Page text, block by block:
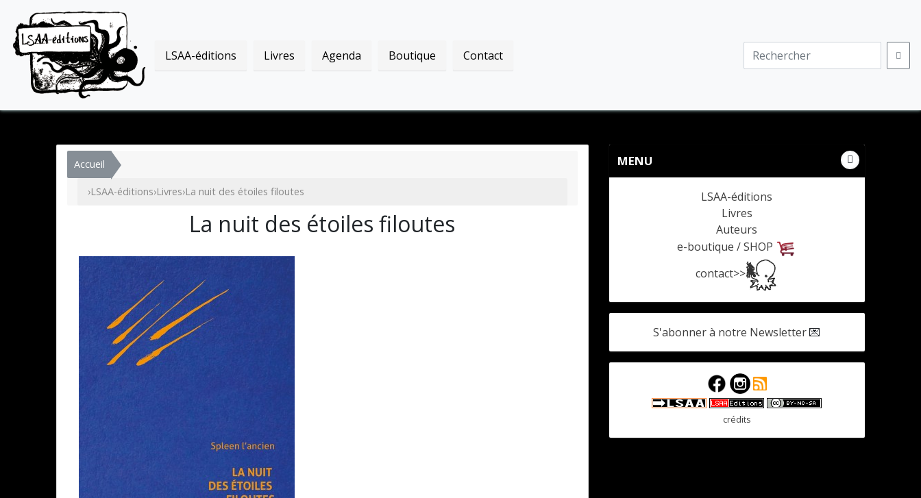
LSAA-éditions Livres Agenda Boutique Contact
Accueil
›LSAA-éditions›Livres›La nuit des étoiles filoutes
La nuit des étoiles filoutes
MENU
LSAA-éditions
Livres
Auteurs
e-boutique / SHOP
contact>>
S'abonner à notre Newsletter💌
crédits